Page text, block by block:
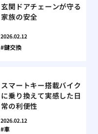
玄関ドアチェーンが守る
家族の安全
2026.02.12
鍵交換
スマートキー搭載バイク
に乗り換えて実感した日
常の利便性
2026.02.12
車